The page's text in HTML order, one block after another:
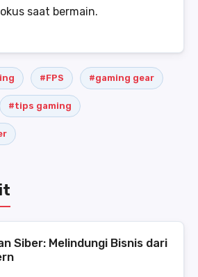
saat bermain.
#FPS #gaming gear
#tips gaming
Siber: Melindungi Bisnis dari